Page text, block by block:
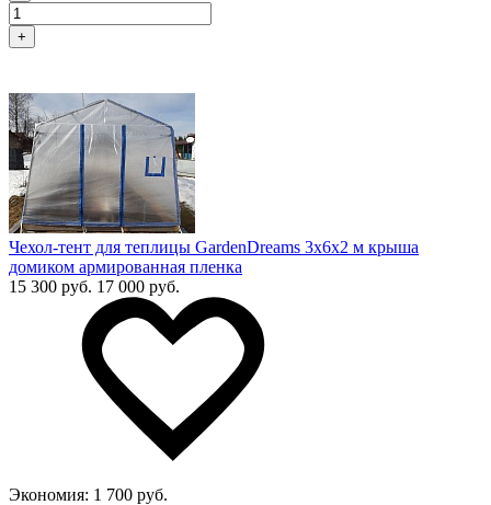
+
Чехол-тент для теплицы GardenDreams 3х6х2 м крыша
домиком армированная пленка
15 300 руб. 17 000 руб.
Экономия: 1 700 руб.